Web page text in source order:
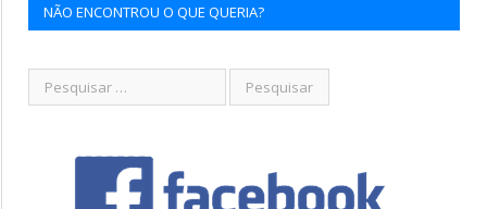
NÃO ENCONTROU O QUE QUERIA?